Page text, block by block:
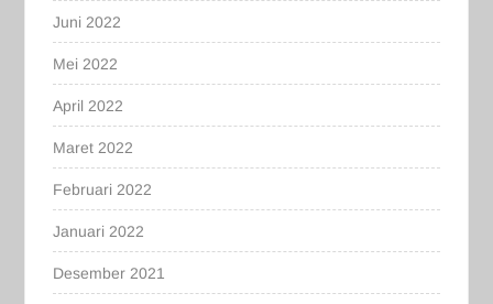
Juni 2022
Mei 2022
April 2022
Maret 2022
Februari 2022
Januari 2022
Desember 2021